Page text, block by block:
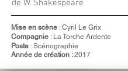
de W. Shakespeare
Mise en scène : Cyril Le Grix
Compagnie : La Torche Ardente
Poste : Scénographie
Année de création :2017